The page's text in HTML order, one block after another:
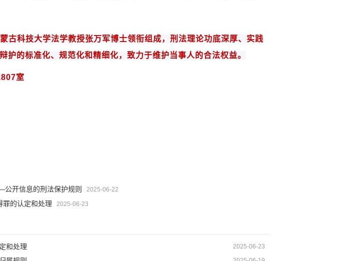
古科技大学法学教授张万军博士领衔组成， 刑法理论功底深厚、实践
护的标准化、规范化和精细化，致力于维护当事人的合法权益。
室
开信息的刑法保护规则 2025-06-22
罪的认定和处理 2025-06-23
和处理 2025-06-23